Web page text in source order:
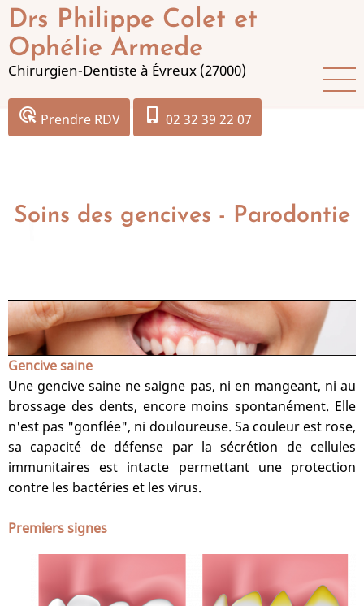
Aller
au
contenu
principal
Drs Philippe Colet et
Ophélie Armede
Chirurgien-Dentiste à Évreux (27000)
ads_click Prendre RDV phone_iphone 02 32 39 22 07
Soins des gencives - Parodontie
Gencive saine
Une gencive saine ne saigne pas, ni en mangeant, ni au
brossage des dents, encore moins spontanément. Elle
n'est pas "gonflée", ni douloureuse. Sa couleur est rose,
sa capacité de défense par la sécrétion de cellules
immunitaires est intacte permettant une protection
contre les bactéries et les virus.
Premiers signes